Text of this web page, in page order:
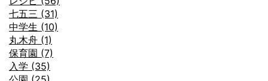
七五三 (31)
中学生 (10)
丸木舟 (1)
保育園 (7)
入学 (35)